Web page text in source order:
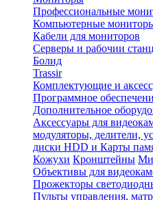
Профессиональные
Компьютерные
Кабели для мониторов
Серверы и рабочии
Болид
Trassir
Комплектующие и
Программное
Дополнительное
Аксессуары для
модуляторы, делители,
диски HDD и Карты
Кожухи Кронштейны
Объективы для
Прожекторы
Пульты управления,